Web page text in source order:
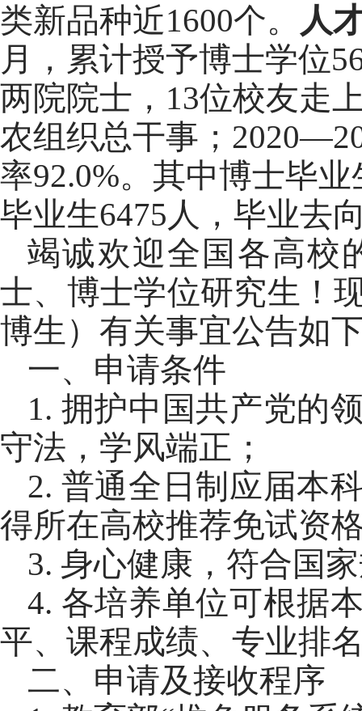
类新品种近1600个。
人
月，累计授予博士学位
两院院士， 13位校友走
农组织总干事； 2020—
率92.0%。其中博士毕业
毕业生6475人，毕业去
竭诚欢迎全国各高校
士、博士学位研究生！
博生）有关事宜公告如
一、申请条件
1. 拥护中国共产党的
守法 ，学风端正 ；
2. 普通全日制应届本
得所在高校推荐免试资
3. 身心健康，符合国
4. 各培养单位可根据
平、课程成绩、专业排
二、申请及接收程序